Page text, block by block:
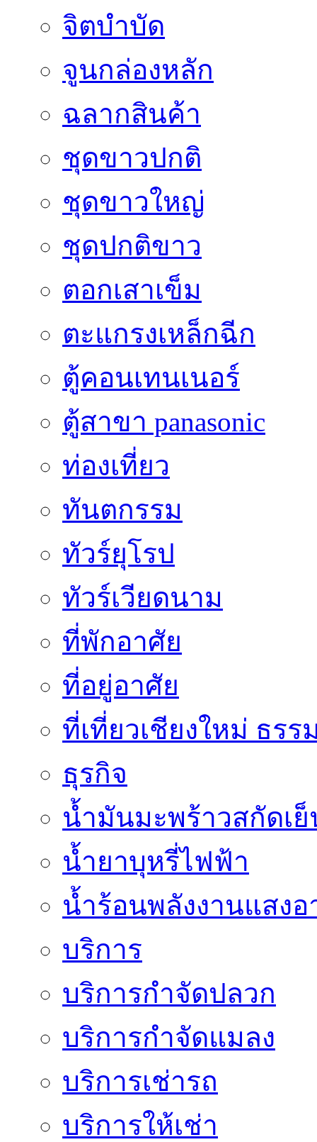
จิตบำบัด
จูนกล่องหลัก
ฉลากสินค้า
ชุดขาวปกติ
ชุดขาวใหญ่
ชุดปกติขาว
ตอกเสาเข็ม
ตะแกรงเหล็กฉีก
ตู้คอนเทนเนอร์
ตู้สาขา panasonic
ท่องเที่ยว
ทันตกรรม
ทัวร์ยุโรป
ทัวร์เวียดนาม
ที่พักอาศัย
ที่อยู่อาศัย
ที่เที่ยวเชียงใหม่ ธรร
ธุรกิจ
น้ำมันมะพร้าวสกัดเ
น้ำยาบุหรี่ไฟฟ้า
น้ำร้อนพลังงานแสง
บริการ
บริการกำจัดปลวก
บริการกำจัดแมลง
บริการเช่ารถ
บริการให้เช่า